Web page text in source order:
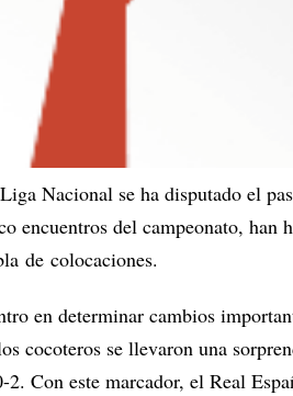
Nacional se ha disputado el
encuentros del campeonato, han
de colocaciones.
en determinar cambios
cocoteros se llevaron una
2. Con este marcador, el Real